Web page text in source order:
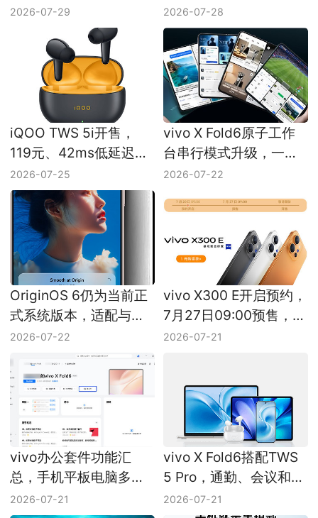
铂智7，首批范围披露
2026-07-29
影像创作支持计划公布
2026-07-28
iQOO TWS 5i开售，
119元、42ms低延迟和
50小时续航信息整理
2026-07-25
vivo X Fold6原子工作
台串行模式升级，一主
四辅多任务同时运行
2026-07-22
OriginOS 6仍为当前正
式系统版本，适配与推
送以机型公告为准
2026-07-22
vivo X300 E开启预约，
7月27日09:00预售，蔡
司超级长焦和7200mAh
2026-07-21
vivo办公套件功能汇
总，手机平板电脑多端
协同能力梳理
2026-07-21
vivo X Fold6搭配TWS
5 Pro，通勤、会议和多
设备体验怎么分工
2026-07-21